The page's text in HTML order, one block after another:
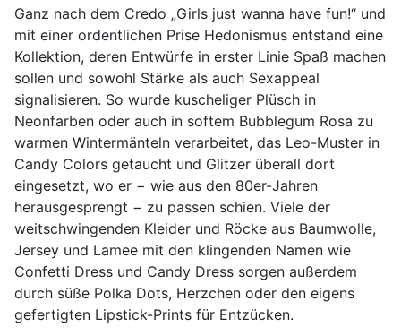
Ganz nach dem Credo „Girls just wanna have fun!“ und
mit einer ordentlichen Prise Hedonismus entstand eine
Kollektion, deren Entwürfe in erster Linie Spaß machen
sollen und sowohl Stärke als auch Sexappeal
signalisieren. So wurde kuscheliger Plüsch in
Neonfarben oder auch in softem Bubblegum Rosa zu
warmen Wintermänteln verarbeitet, das Leo-Muster in
Candy Colors getaucht und Glitzer überall dort
eingesetzt, wo er − wie aus den 80er-Jahren
herausgesprengt − zu passen schien. Viele der
weitschwingenden Kleider und Röcke aus Baumwolle,
Jersey und Lamee mit den klingenden Namen wie
Confetti Dress und Candy Dress sorgen außerdem
durch süße Polka Dots, Herzchen oder den eigens
gefertigten Lipstick-Prints für Entzücken.